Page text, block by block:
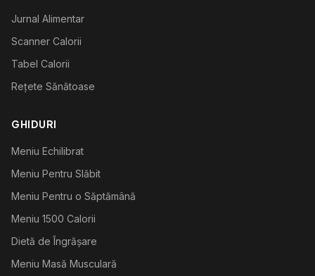
Jurnal Alimentar
Scanner Calorii
Tabel Calorii
Rețete Sănătoase
GHIDURI
Meniu Echilibrat
Meniu Pentru Slăbit
Meniu Pentru o Săptămână
Meniu 1500 Calorii
Dietă de Îngrășare
Meniu Masă Musculară